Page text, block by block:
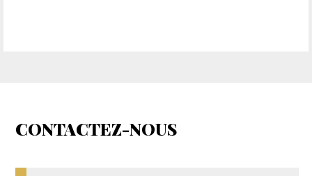
CONTACTEZ-NOUS